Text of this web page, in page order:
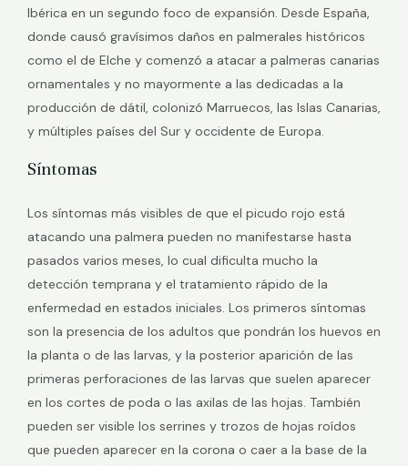
Ibérica en un segundo foco de expansión. Desde España,
donde causó gravísimos daños en palmerales históricos
como el de Elche y comenzó a atacar a palmeras canarias
ornamentales y no mayormente a las dedicadas a la
producción de dátil, colonizó Marruecos, las Islas Canarias,
y múltiples países del Sur y occidente de Europa.
Síntomas
Los síntomas más visibles de que el picudo rojo está
atacando una palmera pueden no manifestarse hasta
pasados varios meses, lo cual dificulta mucho la
detección temprana y el tratamiento rápido de la
enfermedad en estados iniciales. Los primeros síntomas
son la presencia de los adultos que pondrán los huevos en
la planta o de las larvas, y la posterior aparición de las
primeras perforaciones de las larvas que suelen aparecer
en los cortes de poda o las axilas de las hojas. También
pueden ser visible los serrines y trozos de hojas roídos
que pueden aparecer en la corona o caer a la base de la